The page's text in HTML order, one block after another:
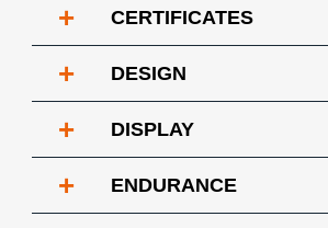
+ CERTIFICATES
+ DESIGN
+ DISPLAY
+ ENDURANCE